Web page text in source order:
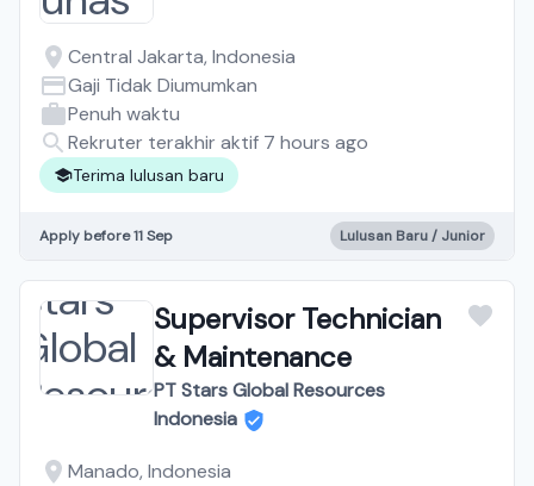
Central Jakarta, Indonesia
Gaji Tidak Diumumkan
Penuh waktu
Rekruter terakhir aktif 7 hours ago
Terima lulusan baru
Apply before 11 Sep Lulusan Baru / Junior
Supervisor Technician
& Maintenance
PT Stars Global Resources
Indonesia
Manado, Indonesia